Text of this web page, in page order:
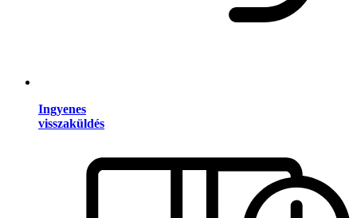
Ingyenes
visszaküldés